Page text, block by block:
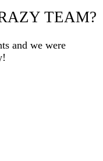
TEAM?
and we were